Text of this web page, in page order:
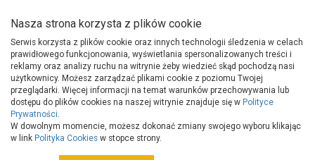
Strona główna Wykończenie
Chemia budowlana
Piany
Piany pistoletowe
Piana pistoletowa Okna, Drzwi, Przepusty Maxi Multi 700 ml Perfect
Seal
Nasza strona korzysta z plików cookie
Serwis korzysta z plików cookie oraz innych technologii śledzenia w celach
prawidłowego funkcjonowania, wyświetlania spersonalizowanych treści i
reklamy oraz analizy ruchu na witrynie żeby wiedzieć skąd pochodzą nasi
użytkownicy. Możesz zarządzać plikami cookie z poziomu Twojej
przeglądarki. Więcej informacji na temat warunków przechowywania lub
dostępu do plików cookies na naszej witrynie znajduje się w Polityce
Prywatności.
W dowolnym momencie, możesz dokonać zmiany swojego wyboru klikając
w link Polityka Cookies w stopce strony.